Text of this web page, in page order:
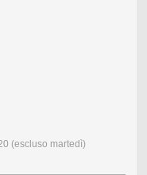
(escluso martedì)